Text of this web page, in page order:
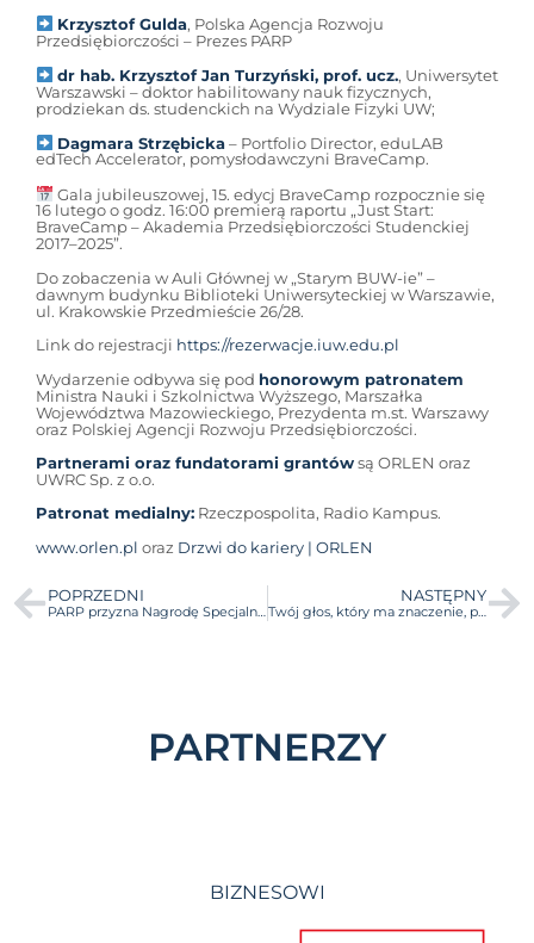
Krzysztof Gulda, Polska Agencja Rozwoju
Przedsiębiorczości – Prezes PARP
dr hab. Krzysztof Jan Turzyński, prof. ucz., Uniwersytet
Warszawski – doktor habilitowany nauk fizycznych,
prodziekan ds. studenckich na Wydziale Fizyki UW;
Dagmara Strzębicka– Portfolio Director, eduLAB
edTech Accelerator, pomysłodawczyni BraveCamp.
Gala jubileuszowej, 15. edycj BraveCamp rozpocznie się
16 lutego o godz. 16:00 premierą raportu „Just Start:
BraveCamp – Akademia Przedsiębiorczości Studenckiej
2017–2025”.
Do zobaczenia w Auli Głównej w „Starym BUW-ie” –
dawnym budynku Biblioteki Uniwersyteckiej w Warszawie,
ul. Krakowskie Przedmieście 26/28.
Link do rejestracji https://rezerwacje.iuw.edu.pl
Wydarzenie odbywa się pod honorowym patronatem
Ministra Nauki i Szkolnictwa Wyższego, Marszałka
Województwa Mazowieckiego, Prezydenta m.st. Warszawy
oraz Polskiej Agencji Rozwoju Przedsiębiorczości.
Partnerami oraz fundatorami grantów są ORLEN oraz
UWRC Sp. z o.o.
Patronat medialny: Rzeczpospolita, Radio Kampus.
www.orlen.pl oraz Drzwi do kariery | ORLEN
POPRZEDNI
PARP przyzna Nagrodę Specjalną podczas 15. edycji BraveCampu
NASTĘPNY
Twój głos, który ma znaczenie, pokaż go na Gali Finałowej 15. edycji BraveCamp!
PARTNERZY
BIZNESOWI